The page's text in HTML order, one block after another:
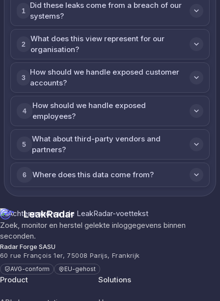
1
Did these leaks come from a breach of our
systems?
2
What does this view represent for our
organisation?
3
How should we handle exposed customer
accounts?
4
How should we handle exposed
employees?
5
What about third-party vendors and
partners?
6 Where does this data come from?
LeakRadar
Zoek, monitor en herstel gelekte inloggegevens binnen
seconden.
Radar Forge SASU
60 rue François 1er, 75008 Parijs, Frankrijk
AVG-conform EU-gehost
Product Solutions